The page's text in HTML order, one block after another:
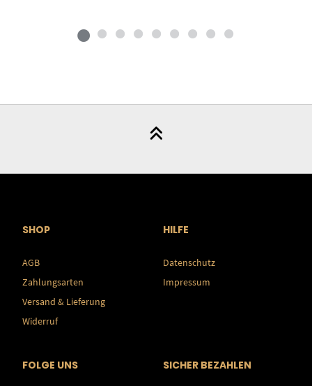
SHOP
AGB
Zahlungsarten
Versand & Lieferung
Widerruf
HILFE
Datenschutz
Impressum
FOLGE UNS SICHER BEZAHLEN